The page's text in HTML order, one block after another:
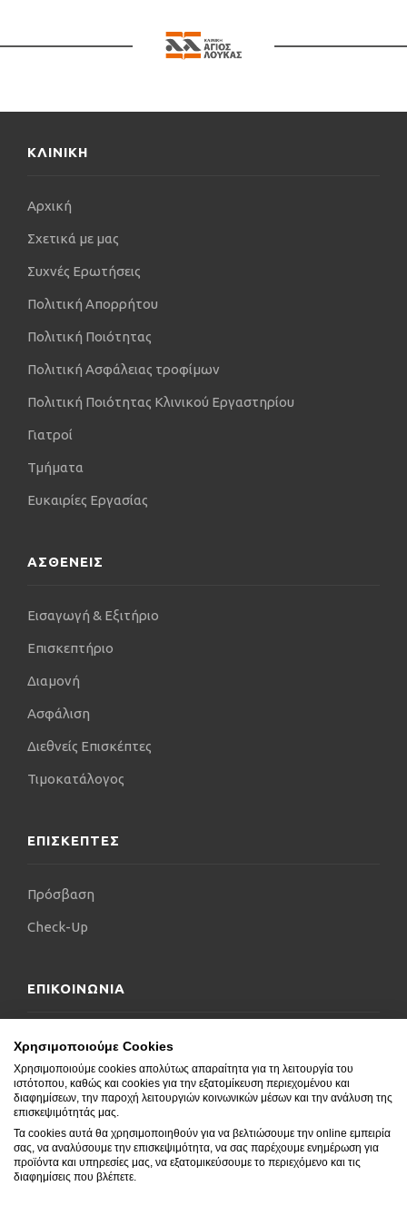
μοχλό το ενδιαφέρον του για τον άνθρωπο. Ως
πανεπιστημιακός δάσκαλος με μεγάλη αγάπη
παιδιά του. Του αρέσει η φύση και η θάλασσα και
ΚΛΙΝΙΚΗ
Αρχική
Σχετικά με μας
Συχνές Ερωτήσεις
Πολιτική Απορρήτου
Πολιτική Ποιότητας
Πολιτική Ασφάλειας τροφίμων
Πολιτική Ποιότητας Κλινικού Εργαστηρίου
Γιατροί
Τμήματα
Ευκαιρίες Εργασίας
ΑΣΘΕΝΕΙΣ
Εισαγωγή & Εξιτήριο
Επισκεπτήριο
Διαμονή
Ασφάλιση
Διεθνείς Επισκέπτες
Τιμοκατάλογος
ΕΠΙΣΚΕΠΤΕΣ
Πρόσβαση
Check-Up
ΕΠΙΚΟΙΝΩΝΙΑ
Επικοινωνήστε μαζί μας
Δήλωση Προσβασιμότητας
Συχνές Ερωτήσεις
Blog
Χρησιμοποιούμε Cookies
Χρησιμοποιούμε cookies απολύτως απαραίτητα για τη λειτουργία του
ιστότοπου, καθώς και cookies για την εξατομίκευση περιεχομένου και
διαφημίσεων, την παροχή λειτουργιών κοινωνικών μέσων και την ανάλυση της
επισκεψιμότητάς μας.
Τα cookies αυτά θα χρησιμοποιηθούν για να βελτιώσουμε την online εμπειρία
σας, να αναλύσουμε την επισκεψιμότητα, να σας παρέχουμε ενημέρωση για
προϊόντα και υπηρεσίες μας, να εξατομικεύσουμε το περιεχόμενο και τις
διαφημίσεις που βλέπετε.